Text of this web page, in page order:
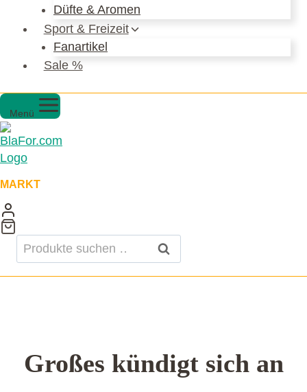
Düfte & Aromen
Sport & Freizeit
Fanartikel
Sale %
Menü
MARKT
Suchen
nach:
Suchen
Großes kündigt sich an